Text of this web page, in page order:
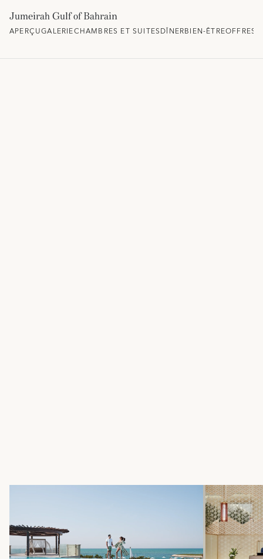
Jumeirah Gulf of Bahrain
APERÇUGALERIECHAMBRES ET SUITESDÎNERBIEN-ÊTREOFFRES